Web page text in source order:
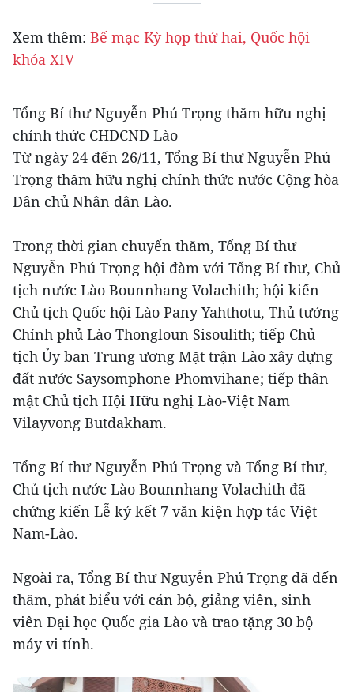
Xem thêm: Bế mạc Kỳ họp thứ hai, Quốc hội
khóa XIV
Tổng Bí thư Nguyễn Phú Trọng thăm hữu nghị
chính thức CHDCND Lào
Từ ngày 24 đến 26/11, Tổng Bí thư Nguyễn Phú
Trọng thăm hữu nghị chính thức nước Cộng hòa
Dân chủ Nhân dân Lào.
Trong thời gian chuyến thăm, Tổng Bí thư
Nguyễn Phú Trọng hội đàm với Tổng Bí thư, Chủ
tịch nước Lào Bounnhang Volachith; hội kiến
Chủ tịch Quốc hội Lào Pany Yahthotu, Thủ tướng
Chính phủ Lào Thongloun Sisoulith; tiếp Chủ
tịch Ủy ban Trung ương Mặt trận Lào xây dựng
đất nước Saysomphone Phomvihane; tiếp thân
mật Chủ tịch Hội Hữu nghị Lào-Việt Nam
Vilayvong Butdakham.
Tổng Bí thư Nguyễn Phú Trọng và Tổng Bí thư,
Chủ tịch nước Lào Bounnhang Volachith đã
chứng kiến Lễ ký kết 7 văn kiện hợp tác Việt
Nam-Lào.
Ngoài ra, Tổng Bí thư Nguyễn Phú Trọng đã đến
thăm, phát biểu với cán bộ, giảng viên, sinh
viên Đại học Quốc gia Lào và trao tặng 30 bộ
máy vi tính.